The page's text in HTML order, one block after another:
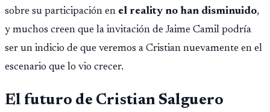
sobre su participación en el reality no han disminuido,
y muchos creen que la invitación de Jaime Camil podría
ser un indicio de que veremos a Cristian nuevamente en el
escenario que lo vio crecer.
El futuro de Cristian Salguero